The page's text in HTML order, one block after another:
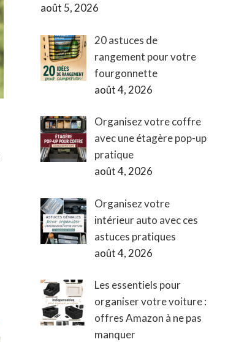
août 5, 2026
20 astuces de
rangement pour votre
fourgonnette
août 4, 2026
Organisez votre coffre
avec une étagère pop-up
pratique
août 4, 2026
Organisez votre
intérieur auto avec ces
astuces pratiques
août 4, 2026
Les essentiels pour
organiser votre voiture :
offres Amazon à ne pas
manquer